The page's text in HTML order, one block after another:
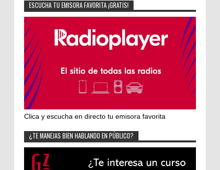
ESCUCHA TU EMISORA FAVORITA ¡GRATIS!
Clica y escucha en directo tu emisora favorita
¿TE MANEJAS BIEN HABLANDO EN PÚBLICO?